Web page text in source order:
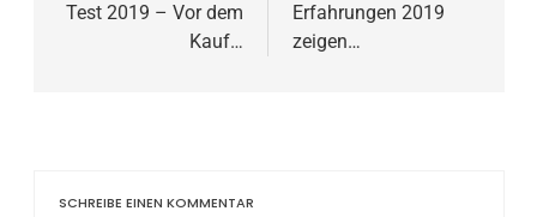
Test 2019 – Vor dem
Kauf…
Erfahrungen 2019
zeigen…
SCHREIBE EINEN KOMMENTAR